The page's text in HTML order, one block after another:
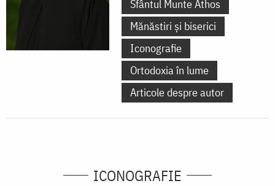
Sfântul Munte Athos
Mănăstiri și biserici
Iconografie
Ortodoxia în lume
Articole despre autor
ICONOGRAFIE